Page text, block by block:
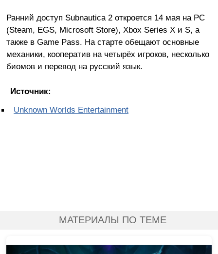
Ранний доступ Subnautica 2 откроется 14 мая на PC
(Steam, EGS, Microsoft Store), Xbox Series X и S, а
также в Game Pass. На старте обещают основные
механики, кооператив на четырёх игроков, несколько
биомов и перевод на русский язык.
Источник:
Unknown Worlds Entertainment
МАТЕРИАЛЫ ПО ТЕМЕ